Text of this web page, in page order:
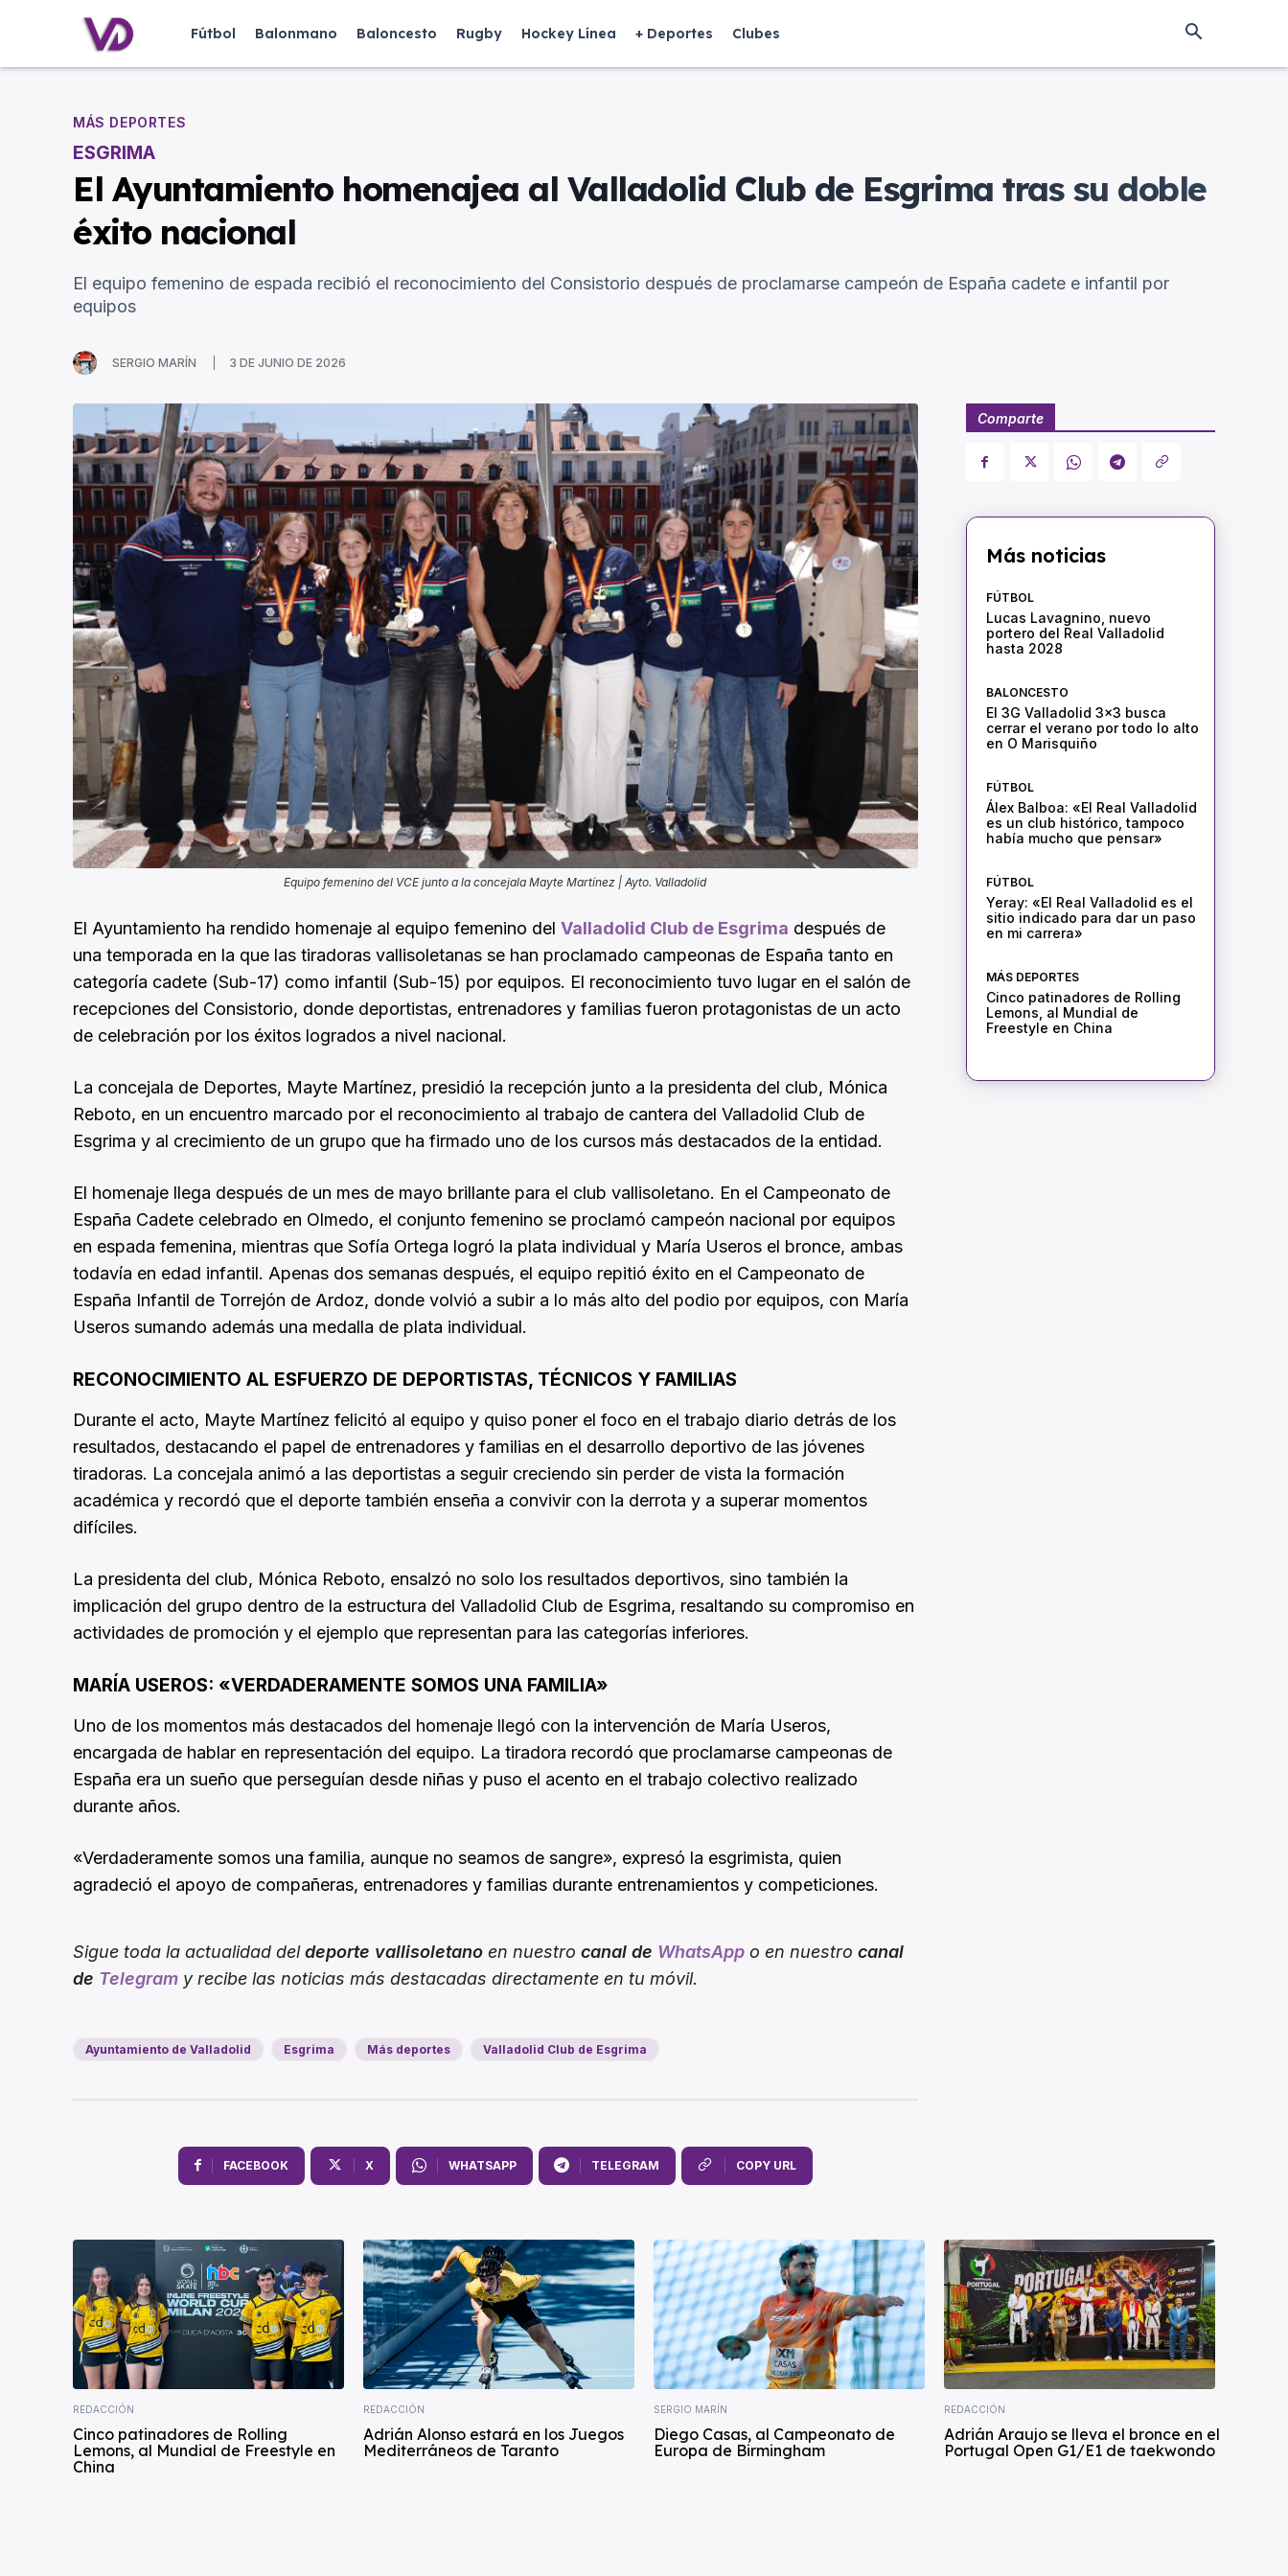
Fútbol Balonmano Baloncesto Rugby Hockey Línea + Deportes Clubes
MÁS DEPORTES
ESGRIMA
El Ayuntamiento homenajea al Valladolid Club de Esgrima tras su doble
éxito nacional
El equipo femenino de espada recibió el reconocimiento del Consistorio después de proclamarse campeón de España cadete e infantil por
equipos
SERGIO MARÍN 3 DE JUNIO DE 2026
Equipo femenino del VCE junto a la concejala Mayte Martínez | Ayto. Valladolid
El Ayuntamiento ha rendido homenaje al equipo femenino del Valladolid Club de Esgrima después de
una temporada en la que las tiradoras vallisoletanas se han proclamado campeonas de España tanto en
categoría cadete (Sub-17) como infantil (Sub-15) por equipos. El reconocimiento tuvo lugar en el salón de
recepciones del Consistorio, donde deportistas, entrenadores y familias fueron protagonistas de un acto
de celebración por los éxitos logrados a nivel nacional.
La concejala de Deportes, Mayte Martínez, presidió la recepción junto a la presidenta del club, Mónica
Reboto, en un encuentro marcado por el reconocimiento al trabajo de cantera del Valladolid Club de
Esgrima y al crecimiento de un grupo que ha firmado uno de los cursos más destacados de la entidad.
El homenaje llega después de un mes de mayo brillante para el club vallisoletano. En el Campeonato de
España Cadete celebrado en Olmedo, el conjunto femenino se proclamó campeón nacional por equipos
en espada femenina, mientras que Sofía Ortega logró la plata individual y María Useros el bronce, ambas
todavía en edad infantil. Apenas dos semanas después, el equipo repitió éxito en el Campeonato de
España Infantil de Torrejón de Ardoz, donde volvió a subir a lo más alto del podio por equipos, con María
Useros sumando además una medalla de plata individual.
RECONOCIMIENTO AL ESFUERZO DE DEPORTISTAS, TÉCNICOS Y FAMILIAS
Durante el acto, Mayte Martínez felicitó al equipo y quiso poner el foco en el trabajo diario detrás de los
resultados, destacando el papel de entrenadores y familias en el desarrollo deportivo de las jóvenes
tiradoras. La concejala animó a las deportistas a seguir creciendo sin perder de vista la formación
académica y recordó que el deporte también enseña a convivir con la derrota y a superar momentos
difíciles.
La presidenta del club, Mónica Reboto, ensalzó no solo los resultados deportivos, sino también la
implicación del grupo dentro de la estructura del Valladolid Club de Esgrima, resaltando su compromiso en
actividades de promoción y el ejemplo que representan para las categorías inferiores.
MARÍA USEROS: «VERDADERAMENTE SOMOS UNA FAMILIA»
Uno de los momentos más destacados del homenaje llegó con la intervención de María Useros,
encargada de hablar en representación del equipo. La tiradora recordó que proclamarse campeonas de
España era un sueño que perseguían desde niñas y puso el acento en el trabajo colectivo realizado
durante años.
«Verdaderamente somos una familia, aunque no seamos de sangre», expresó la esgrimista, quien
agradeció el apoyo de compañeras, entrenadores y familias durante entrenamientos y competiciones.
Sigue toda la actualidad deldeporte vallisoletano en nuestro canal de WhatsApp o en nuestro canal
de Telegram y recibe las noticias más destacadas directamente en tu móvil.
Ayuntamiento de Valladolid Esgrima Más deportes Valladolid Club de Esgrima
FACEBOOK X WHATSAPP TELEGRAM COPY URL
Comparte
Más noticias
FÚTBOL
Lucas Lavagnino, nuevo
portero del Real Valladolid
hasta 2028
BALONCESTO
El 3G Valladolid 3×3 busca
cerrar el verano por todo lo alto
en O Marisquiño
FÚTBOL
Álex Balboa: «El Real Valladolid
es un club histórico, tampoco
había mucho que pensar»
FÚTBOL
Yeray: «El Real Valladolid es el
sitio indicado para dar un paso
en mi carrera»
MÁS DEPORTES
Cinco patinadores de Rolling
Lemons, al Mundial de
Freestyle en China
REDACCIÓN
Cinco patinadores de Rolling
Lemons, al Mundial de Freestyle en
China
REDACCIÓN
Adrián Alonso estará en los Juegos
Mediterráneos de Taranto
SERGIO MARÍN
Diego Casas, al Campeonato de
Europa de Birmingham
REDACCIÓN
Adrián Araujo se lleva el bronce en el
Portugal Open G1/E1 de taekwondo